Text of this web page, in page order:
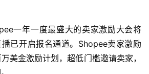
一年一度最盛大的卖家激励大会将
已开启报名通道。Shopee卖家激励
美金激励计划，超低门槛邀请卖家，